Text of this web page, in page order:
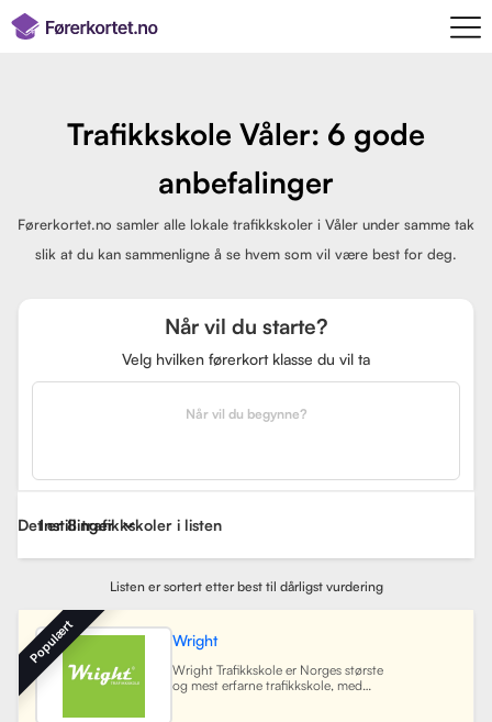
Trafikkskole Våler: 6 gode
anbefalinger
Førerkortet.no samler alle lokale trafikkskoler i Våler under samme tak
slik at du kan sammenligne å se hvem som vil være best for deg.
Når vil du starte?
Velg hvilken førerkort klasse du vil ta
Når vil du begynne?
Det er 8 trafikkskoler i listen
Instillinger
Listen er sortert etter best til dårligst vurdering
Wright
Wright Trafikkskole er Norges største
og mest erfarne trafikkskole, med
Populært